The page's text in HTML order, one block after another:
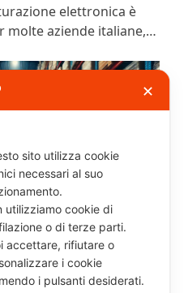
elettronica è
molte aziende italiane,…
emesse e
✕
sito utilizza cookie
necessari al suo
utilizziamo cookie di
o di terze parti.
accettare, rifiutare o
i cookie
i pulsanti desiderati.